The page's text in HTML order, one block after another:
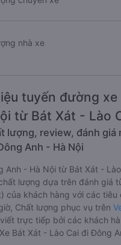
nhà xe
tuyến đường
từ Bát Xát - Lào
lượng, review, đánh giá
Anh - Hà Nội
Anh - Hà Nội từ Bát Xát -
lượng dựa trên đánh giá
của khách hàng với các tiêu
Chất lượng phục vụ trên
trực tiếp bởi các khách
Bát Xát - Lào Cai đi Đông